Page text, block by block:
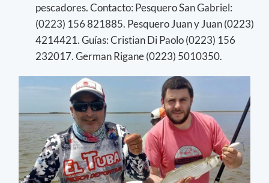
pescadores. Contacto: Pesquero San Gabriel:
(0223) 156 821885. Pesquero Juan y Juan (0223)
4214421. Guías: Cristian Di Paolo (0223) 156
232017. German Rigane (0223) 5010350.